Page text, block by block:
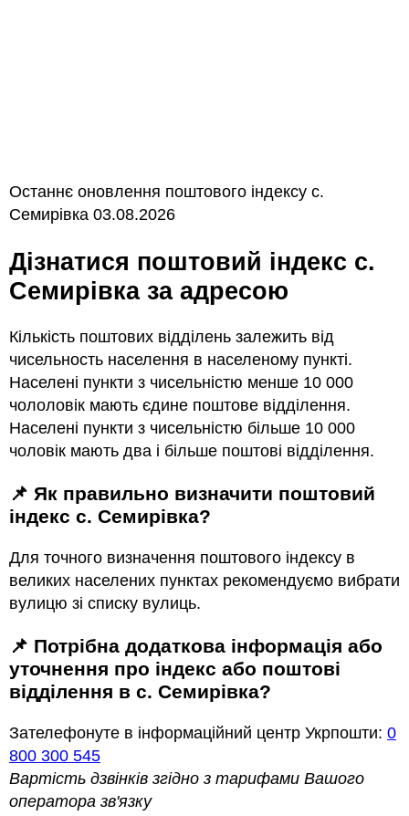
Останнє оновлення поштового індексу с.
Семирівка 03.08.2026
Дізнатися поштовий індекс с.
Семирівка за адресою
Кількість поштових відділень залежить від
чисельность населення в населеному пункті.
Населені пункти з чисельністю менше 10 000
чололовік мають єдине поштове відділення.
Населені пункти з чисельністю більше 10 000
чоловік мають два і більше поштові відділення.
📌 Як правильно визначити поштовий
індекс с. Семирівка?
Для точного визначення поштового індексу в
великих населених пунктах рекомендуємо вибрати
вулицю зі списку вулиць.
📌 Потрібна додаткова інформація або
уточнення про індекс або поштові
відділення в с. Семирівка?
Зателефонуте в інформаційний центр Укрпошти: 0
800 300 545
Вартість дзвінків згідно з тарифами Вашого
оператора зв'язку